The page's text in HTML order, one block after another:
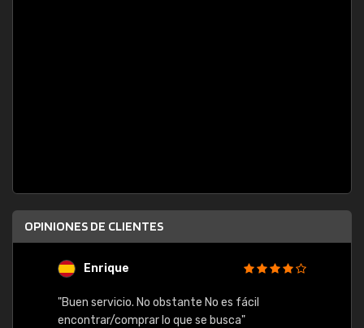
OPINIONES DE CLIENTES
Enrique
"Buen servicio. No obstante No es fácil
encontrar/comprar lo que se busca"